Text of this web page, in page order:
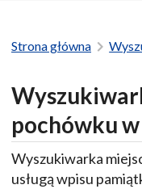
Strona główna
pochówku
Wyszukiwarka
usługą wpisu